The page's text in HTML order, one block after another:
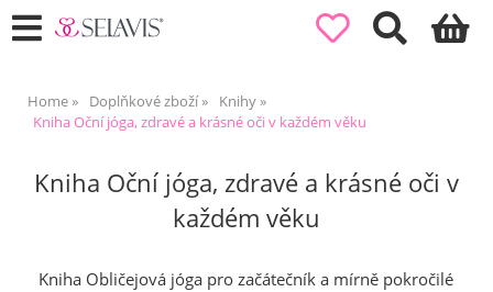
Home Doplňkové zboží
Knihy
Kniha Oční jóga, zdravé a krásné oči v každém věku
Kniha Oční jóga, zdravé a krásné oči v
každém věku
Kniha Obličejová jóga pro začátečník a mírně pokročilé